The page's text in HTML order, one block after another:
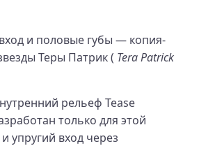
и половые губы — копия-
Теры Патрик ( Tera Patrick
рельеф Tease
только для этой
упругий вход через